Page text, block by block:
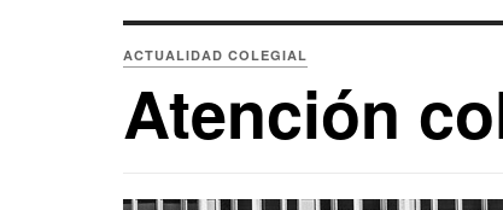
ACTUALIDAD COLEGIAL
Atención